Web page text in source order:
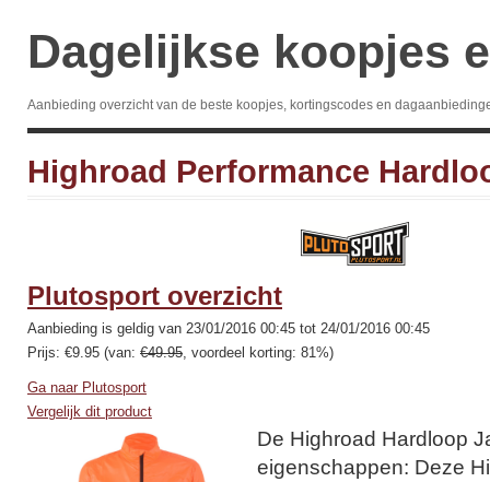
Dagelijkse koopjes
Aanbieding overzicht van de beste koopjes, kortingscodes en
Highroad Performance
Plutosport overzicht
Aanbieding is geldig van 23/01/2016 00:45 tot 24/01/2016 00:45
Prijs: €9.95 (van: €49.95, voordeel korting: 81%)
Ga naar Plutosport
Vergelijk dit product
De Highroad Hardloop
eigenschappen: Deze